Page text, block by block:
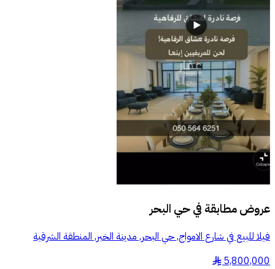
عروض مطابقة فيحي البحر
فيلا للبيع في شارع الامواج, حي البحر, مدينة الخبر, المنطقة الشرقية
5,800,000
§